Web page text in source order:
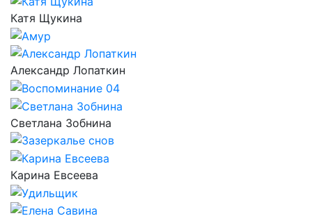
Катя Щукина
Александр Лопаткин
Светлана Зобнина
Карина Евсеева